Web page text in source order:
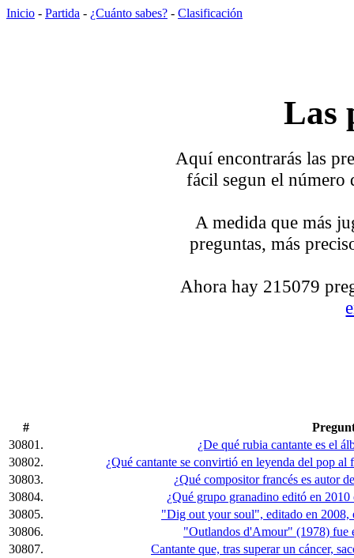
Inicio - Partida - ¿Cuánto sabes? - Clasificación
Las
Aquí encontrarás las
fácil segun el número
A medida que más
preguntas, más
Ahora hay 215079
#
30801.
¿De qué rubia cantante es el
30802.
¿Qué cantante se convirtió en leyenda del pop
30803.
¿Qué compositor francés es autor
30804.
¿Qué grupo granadino editó en
30805.
"Dig out your soul", editado en 2008,
30806.
"Outlandos d'Amour" (1978) fue
30807.
Cantante que, tras superar un cáncer,